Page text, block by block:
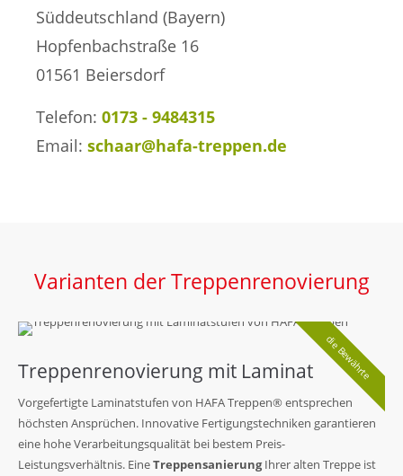
Süddeutschland (Bayern)
Hopfenbachstraße 16
01561 Beiersdorf
Telefon: 0173 - 9484315
Email: schaar@hafa-treppen.de
Varianten der Treppenrenovierung
die Bewährte
Treppenrenovierung mit Laminat
Vorgefertigte Laminatstufen von HAFA Treppen® entsprechen
höchsten Ansprüchen. Innovative Fertigungstechniken garantieren
eine hohe Verarbeitungsqualität bei bestem Preis-
Leistungsverhältnis. EineTreppensanierungIhrer alten Treppe ist